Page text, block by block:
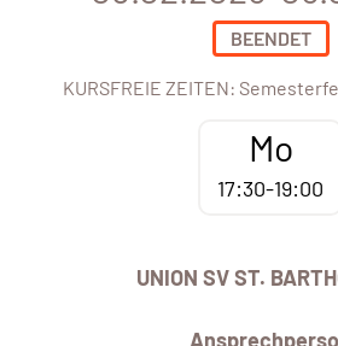
BEENDET
KURSFREIE ZEITEN:
Mo
17:30-19:00
UNION SV ST.